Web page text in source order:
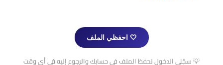
🤍 احفظي الملف
💡 سجّلي الدخول لحفظ الملف في حسابك والرجوع إليه في أي وقت